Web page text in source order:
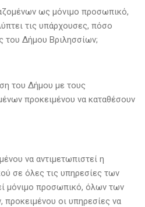
ως μόνιμο προσωπικό,
τις υπάρχουσες, πόσο
του Δήμου Βριλησσίων;
του Δήμου με τους
προκειμένου να καταθέσουν
να αντιμετωπιστεί η
σε όλες τις υπηρεσίες των
μόνιμο προσωπικό, όλων των
προκειμένου οι υπηρεσίες να